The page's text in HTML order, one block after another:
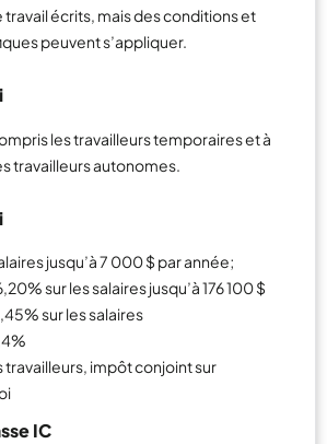
travail écrits, mais des conditions et
peuvent s’appliquer.
les travailleurs temporaires et à
travailleurs autonomes.
jusqu’à 7 000 $ par année;
sur les salaires jusqu’à 176 100 $
sur les salaires
impôt conjoint sur
IC